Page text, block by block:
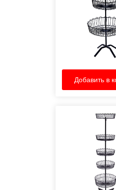
Добавить в